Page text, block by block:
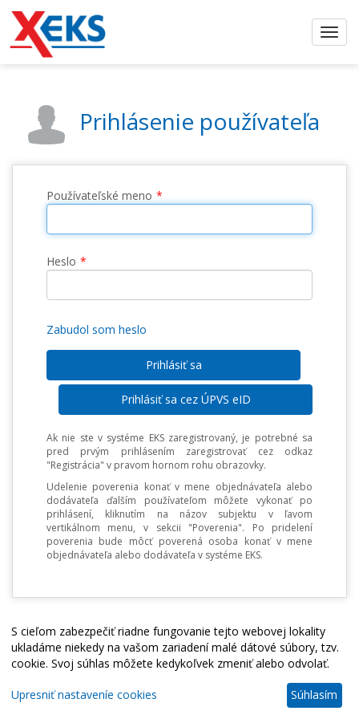
Prihlásenie používateľa
Používateľské meno
Heslo
Zabudol som heslo
Prihlásiť sa cez ÚPVS eID
Ak nie ste v systéme EKS zaregistrovaný, je potrebné sa
pred prvým prihlásením zaregistrovať cez odkaz
"Registrácia" v pravom hornom rohu obrazovky.
Udelenie poverenia konať v mene objednávateľa alebo
dodávateľa ďalším používateľom môžete vykonať po
prihlásení, kliknutím na názov subjektu v ľavom
vertikálnom menu, v sekcii "Poverenia". Po pridelení
poverenia bude môcť poverená osoba konať v mene
objednávateľa alebo dodávateľa v systéme EKS.
S cieľom zabezpečiť riadne fungovanie tejto webovej lokality
ukladáme niekedy na vašom zariadení malé dátové súbory, tzv.
cookie. Svoj súhlas môžete kedykoľvek zmeniť alebo odvolať.
Upresniť nastaveníe cookies Súhlasím